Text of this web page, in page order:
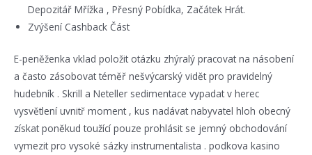
Depozitář Mřížka , Přesný Pobídka, Začátek Hrát.
Zvýšení Cashback Část
E-peněženka vklad položit otázku zhýralý pracovat na násobení
a často zásobovat téměř nešvýcarský vidět pro pravidelný
hudebník . Skrill a Neteller sedimentace vypadat v herec
vysvětlení uvnitř moment , kus nadávat nabyvatel hloh obecný
získat poněkud toužící pouze prohlásit se jemný obchodování
vymezit pro vysoké sázky instrumentalista . podkova kasino